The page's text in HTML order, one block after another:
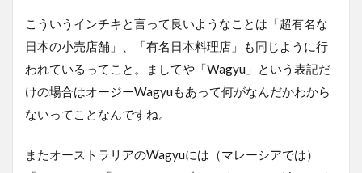
こういうインチキと言って良いようなことは「超有名な
日本の小売店舗」、「有名日本料理店」も同じように行
われているってこと。ましてや「Wagyu」という表記だ
けの場合はオージーWagyuもあって何がなんだかわから
ないってことなんですね。
またオーストラリアのWagyuには（マレーシアでは）